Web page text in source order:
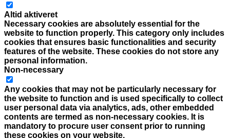
Altid aktiveret
Necessary cookies are absolutely essential for the
website to function properly. This category only includes
cookies that ensures basic functionalities and security
features of the website. These cookies do not store any
personal information.
Non-necessary
Any cookies that may not be particularly necessary for
the website to function and is used specifically to collect
user personal data via analytics, ads, other embedded
contents are termed as non-necessary cookies. It is
mandatory to procure user consent prior to running
these cookies on your website.